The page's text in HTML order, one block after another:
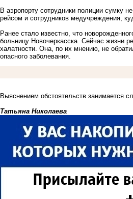
В аэропорту сотрудники полиции сумку
рейсом и сотрудников медучреждения,
Ранее стало известно, что
больницу Новочеркасска. Сейчас жизни
халатности. Она, по их мнению, не
опасного заболевания.
Выяснением обстоятельств занимается
Татьяна Николаева